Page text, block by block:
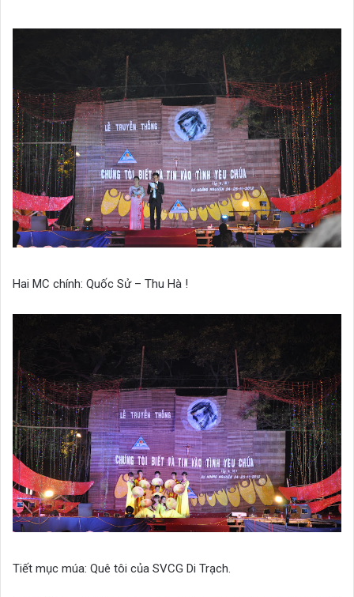
Hai MC chính: Quốc Sử – Thu Hà !
Tiết mục múa: Quê tôi của SVCG Di Trạch.